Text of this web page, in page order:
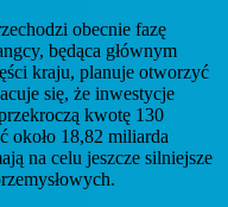
obecnie fazę
będąca głównym
kraju, planuje otworzyć
się, że inwestycje
kwotę 130
około 18,82 miliarda
na celu jeszcze silniejsze